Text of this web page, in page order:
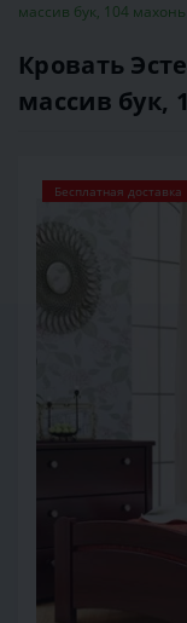
массив бук, 104 махонь
Кровать
массив бук,
Бесплатная доставка